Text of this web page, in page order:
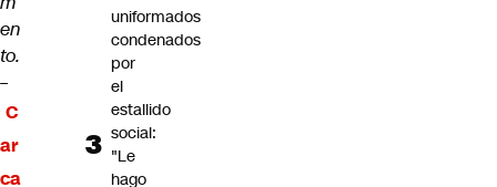
en
to.
–
C
ar
ca
uniformados
condenados
por
el
estallido
social:
"Le
hago